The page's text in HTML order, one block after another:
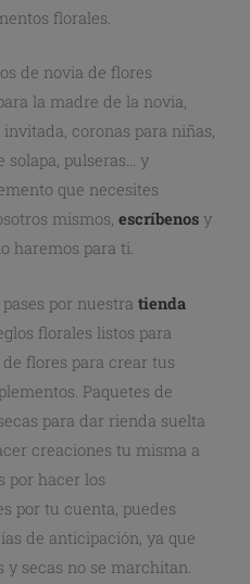
florales.
de novia de flores
la madre de la novia,
coronas para niñas,
solapa, pulseras… y
que necesites
mismos, escríbenosy
haremos para ti.
por nuestra tienda
florales listos para
flores para crear tus
Paquetes de
para dar rienda suelta
creaciones tu misma a
por hacer los
por tu cuenta, puedes
de anticipación, ya que
y secas no se marchitan.